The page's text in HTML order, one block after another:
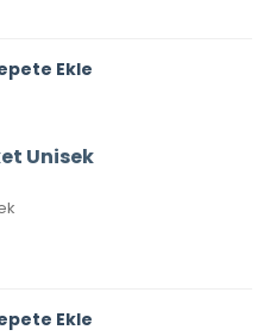
Ekle
Unisek
Ekle